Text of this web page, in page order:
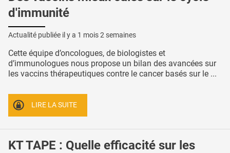
d'immunité
Actualité publiée il y a 1 mois 2 semaines
Cette équipe d’oncologues, de biologistes et
d’immunologues nous propose un bilan des avancées sur
les vaccins thérapeutiques contre le cancer basés sur le ...
LIRE LA SUITE
KT TAPE : Quelle efficacité sur les